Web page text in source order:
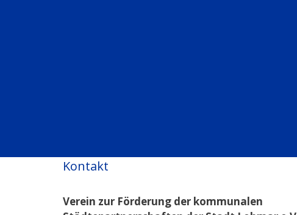
Kontakt
Verein zur Förderung der kommunalen